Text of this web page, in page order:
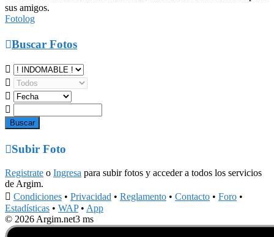
sus amigos.
Fotolog
Buscar Fotos




Subir Foto
Registrate o Ingresa para subir fotos y acceder a todos los servicios
de Argim.
 Condiciones • Privacidad • Reglamento • Contacto • Foro •
Estadísticas • WAP• App
© 2026 Argim.net3 ms